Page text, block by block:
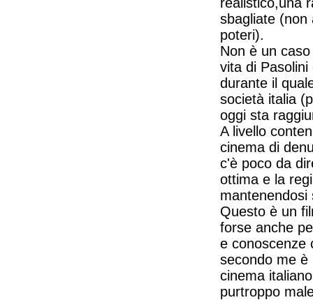
sbagliate (non
poteri).
Non è un
vita di
durante il
società italia
oggi sta
A livello
cinema di
c'è poco da
ottima e la
mantenendosi
Questo è un
forse anche
e conoscenze
secondo me è
cinema
purtroppo